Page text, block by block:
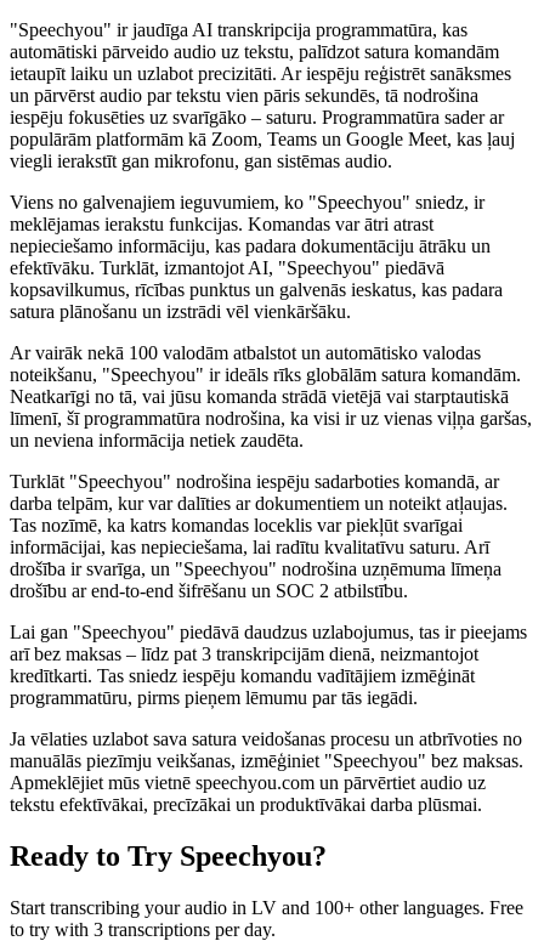
"Speechyou" ir jaudīga AI transkripcija programmatūra, kas
automātiski pārveido audio uz tekstu, palīdzot satura komandām
ietaupīt laiku un uzlabot precizitāti. Ar iespēju reģistrēt sanāksmes
un pārvērst audio par tekstu vien pāris sekundēs, tā nodrošina
iespēju fokusēties uz svarīgāko – saturu. Programmatūra sader ar
populārām platformām kā Zoom, Teams un Google Meet, kas ļauj
viegli ierakstīt gan mikrofonu, gan sistēmas audio.
Viens no galvenajiem ieguvumiem, ko "Speechyou" sniedz, ir
meklējamas ierakstu funkcijas. Komandas var ātri atrast
nepieciešamo informāciju, kas padara dokumentāciju ātrāku un
efektīvāku. Turklāt, izmantojot AI, "Speechyou" piedāvā
kopsavilkumus, rīcības punktus un galvenās ieskatus, kas padara
satura plānošanu un izstrādi vēl vienkāršāku.
Ar vairāk nekā 100 valodām atbalstot un automātisko valodas
noteikšanu, "Speechyou" ir ideāls rīks globālām satura komandām.
Neatkarīgi no tā, vai jūsu komanda strādā vietējā vai starptautiskā
līmenī, šī programmatūra nodrošina, ka visi ir uz vienas viļņa garšas,
un neviena informācija netiek zaudēta.
Turklāt "Speechyou" nodrošina iespēju sadarboties komandā, ar
darba telpām, kur var dalīties ar dokumentiem un noteikt atļaujas.
Tas nozīmē, ka katrs komandas loceklis var piekļūt svarīgai
informācijai, kas nepieciešama, lai radītu kvalitatīvu saturu. Arī
drošība ir svarīga, un "Speechyou" nodrošina uzņēmuma līmeņa
drošību ar end-to-end šifrēšanu un SOC 2 atbilstību.
Lai gan "Speechyou" piedāvā daudzus uzlabojumus, tas ir pieejams
arī bez maksas – līdz pat 3 transkripcijām dienā, neizmantojot
kredītkarti. Tas sniedz iespēju komandu vadītājiem izmēģināt
programmatūru, pirms pieņem lēmumu par tās iegādi.
Ja vēlaties uzlabot sava satura veidošanas procesu un atbrīvoties no
manuālās piezīmju veikšanas, izmēģiniet "Speechyou" bez maksas.
Apmeklējiet mūs vietnē speechyou.com un pārvērtiet audio uz
tekstu efektīvākai, precīzākai un produktīvākai darba plūsmai.
Ready to Try Speechyou?
Start transcribing your audio in LV and 100+ other languages. Free
to try with 3 transcriptions per day.